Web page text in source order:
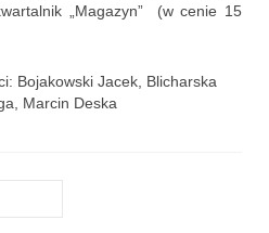
04.04.2026„Magazyn” (w cenie 15
Bojakowski Jacek, Blicharska
Marcin Deska